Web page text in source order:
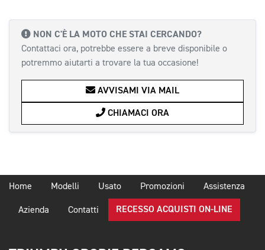
NON C'È LA MOTO CHE STAI CERCANDO?
Contattaci ora, potrebbe essere a breve disponibile o
potremmo aiutarti a trovare la tua occasione!
AVVISAMI VIA MAIL
CHIAMACI ORA
Home Modelli Usato Promozioni Assistenza
Azienda Contatti RECESSO ACQUISTI ON-LINE